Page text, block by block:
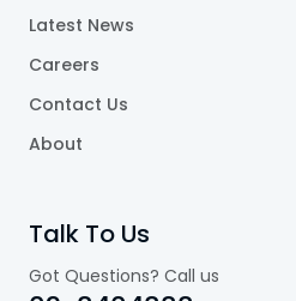
Latest News
Careers
Contact Us
About
Talk To Us
Got Questions? Call us